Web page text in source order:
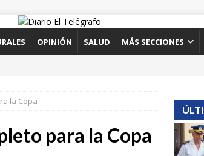
OPINIÓN SALUD MÁS SECCIONES
la Copa
para la Copa